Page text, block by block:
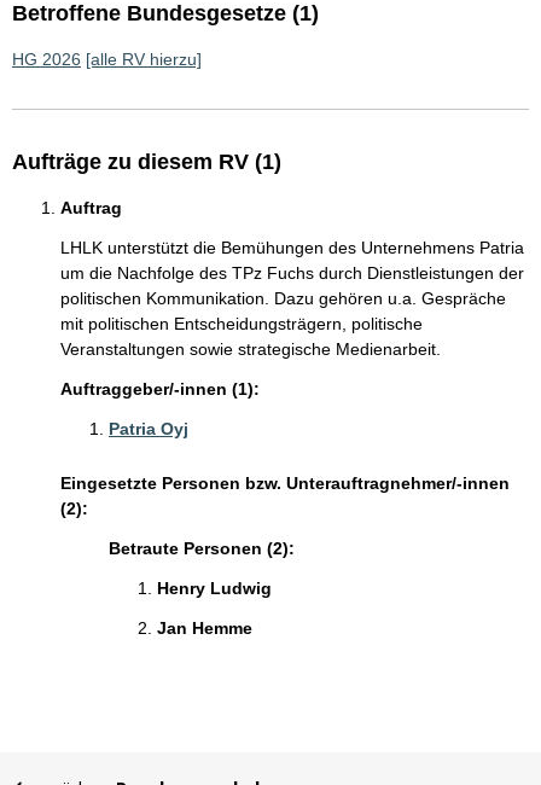
Betroffene Bundesgesetze (1)
HG 2026 [alle RV hierzu]
Aufträge zu diesem RV (1)
Auftrag
LHLK unterstützt die Bemühungen des Unternehmens Patria
um die Nachfolge des TPz Fuchs durch Dienstleistungen der
politischen Kommunikation. Dazu gehören u.a. Gespräche
mit politischen Entscheidungsträgern, politische
Veranstaltungen sowie strategische Medienarbeit.
Auftraggeber/-innen (1):
Patria Oyj
Eingesetzte Personen bzw. Unterauftragnehmer/-innen
(2):
Betraute Personen (2):
Henry Ludwig
Jan Hemme